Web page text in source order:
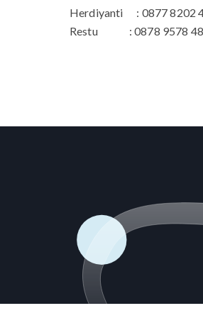
Herdiyanti : 0877 8202
Restu : 0878 9578